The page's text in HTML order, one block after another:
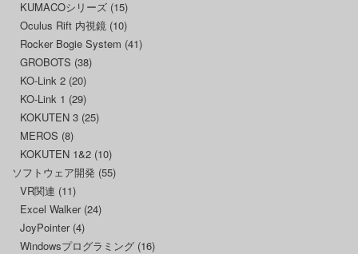
KUMACOシリーズ (15)
Oculus Rift 内視鏡 (10)
Rocker Bogie System (41)
GROBOTS (38)
KO-Link 2 (20)
KO-Link 1 (29)
KOKUTEN 3 (25)
MEROS (8)
KOKUTEN 1&2 (10)
ソフトウェア開発 (55)
VR関連 (11)
Excel Walker(24)
JoyPointer(4)
Windowsプログラミング (16)